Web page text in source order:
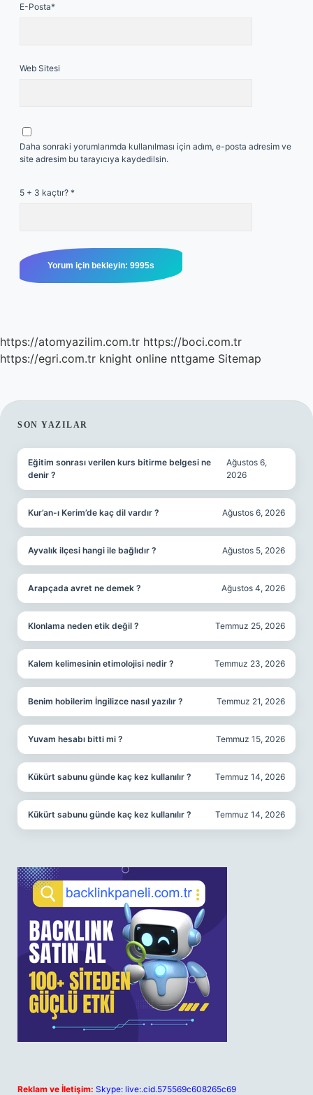
E-Posta*
Web Sitesi
Daha sonraki yorumlarımda kullanılması için adım, e-posta adresim ve
site adresim bu tarayıcıya kaydedilsin.
5 + 3 kaçtır? *
https://atomyazilim.com.tr https://boci.com.tr
https://egri.com.tr knight online nttgame Sitemap
SIDEBAR
SON YAZILAR
Eğitim sonrası verilen kurs bitirme belgesi ne
denir ?
Ağustos 6,
2026
Kur’an-ı Kerim’de kaç dil vardır ? Ağustos 6, 2026
Ayvalık ilçesi hangi ile bağlıdır ? Ağustos 5, 2026
Arapçada avret ne demek ? Ağustos 4, 2026
Klonlama neden etik değil ? Temmuz 25, 2026
Kalem kelimesinin etimolojisi nedir ? Temmuz 23, 2026
Benim hobilerim İngilizce nasıl yazılır ? Temmuz 21, 2026
Yuvam hesabı bitti mi ? Temmuz 15, 2026
Kükürt sabunu günde kaç kez kullanılır ? Temmuz 14, 2026
Kükürt sabunu günde kaç kez kullanılır ? Temmuz 14, 2026
Reklam ve İletişim: Skype: live:.cid.575569c608265c69